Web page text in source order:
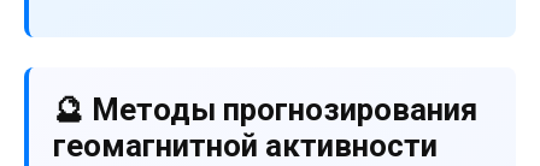
🔮 Методы прогнозирования
геомагнитной активности